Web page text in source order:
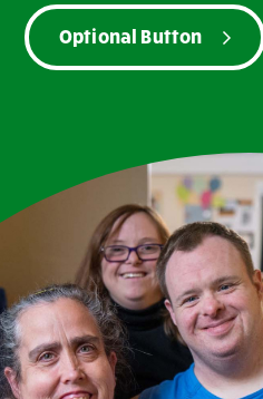
Optional Button